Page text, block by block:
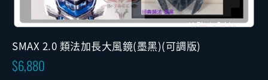
SMAX 2.0 類法加長大風鏡(墨黑)(可調版)
6,880